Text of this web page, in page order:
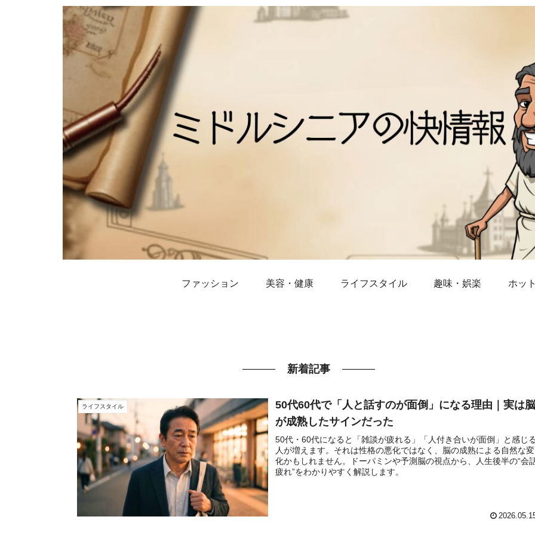
ファッション 美容・健康 ライフスタイル 趣味・娯楽 ホッ
新着記事
ライフスタイル
50代60代で「人と話すのが面倒」になる理由｜実は脳
が成熟したサインだった
50代・60代になると「雑談が疲れる」「人付き合いが面倒」と感じる
人が増えます。それは性格の悪化ではなく、脳の成熟による自然な変
化かもしれません。ドーパミンや予測脳の視点から、人生後半の“会
疲れ”をわかりやすく解説します。